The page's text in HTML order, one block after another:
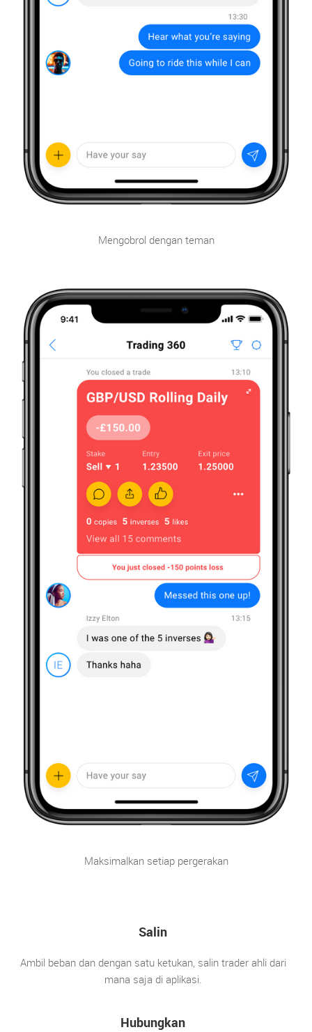
Mengobrol dengan teman
Maksimalkan setiap pergerakan
Salin
Ambil beban dan dengan satu ketukan, salin trader ahli dari
mana saja di aplikasi.
Hubungkan